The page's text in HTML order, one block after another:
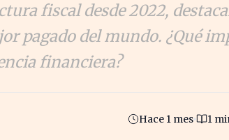
fiscal desde 2022,
pagado del mundo. ¿Qué
financiera?
Hace 1 mes 1